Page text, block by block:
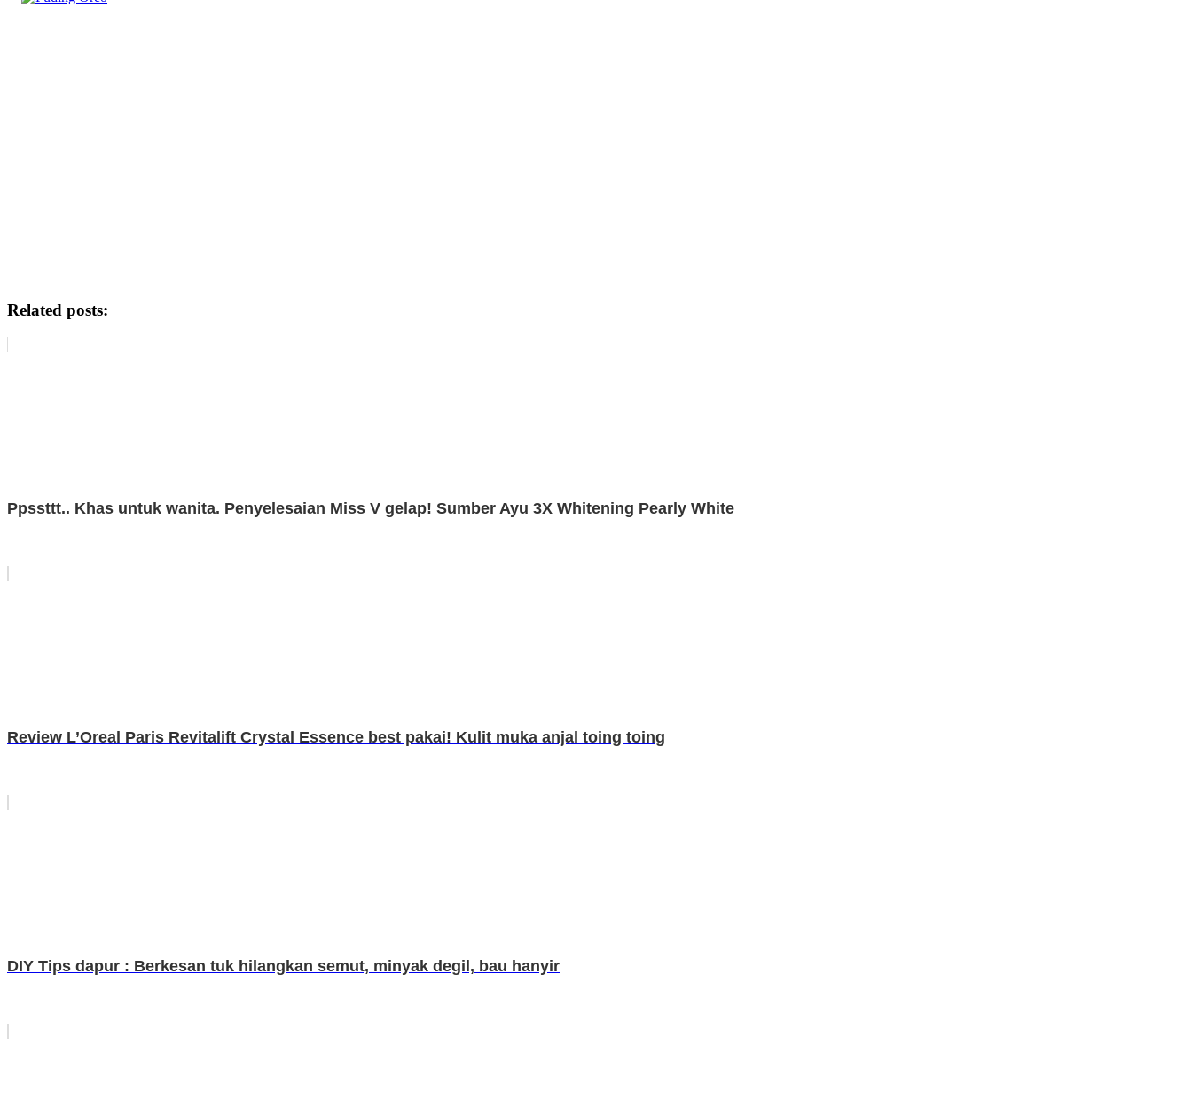
Related posts:
Ppssttt.. Khas untuk wanita. Penyelesaian Miss V gelap! Sumber Ayu 3X Whitening Pearly White
Review L’Oreal Paris Revitalift Crystal Essence best pakai! Kulit muka anjal toing toing
DIY Tips dapur : Berkesan tuk hilangkan semut, minyak degil, bau hanyir